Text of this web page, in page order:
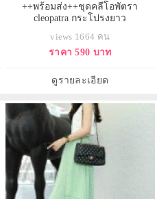
++พร้อมส่ง++ชุดคลีโอพัตรา
cleopatra กระโปรงยาว
views 1664 คน
ราคา 590 บาท
ดูรายละเอียด